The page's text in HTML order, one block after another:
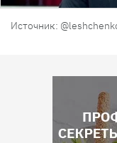
Источник: